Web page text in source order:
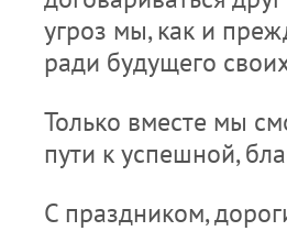
угроз мы, как и
ради будущего
Только вместе мы
пути к успешной,
С праздником,